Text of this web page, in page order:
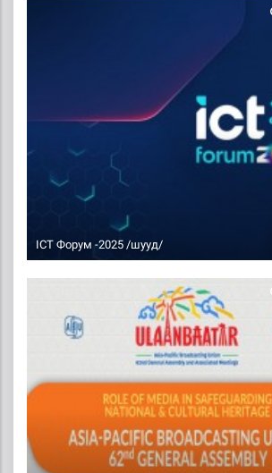
ICT Форум -2025 /шууд/